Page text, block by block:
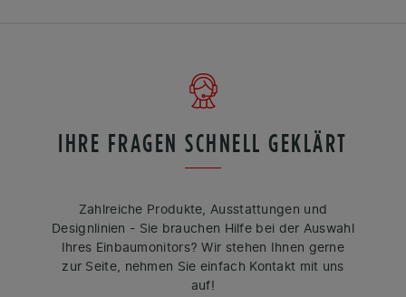
IHRE FRAGEN SCHNELL GEKLÄRT
Zahlreiche Produkte, Ausstattungen und
Designlinien - Sie brauchen Hilfe bei der Auswahl
Ihres Einbaumonitors? Wir stehen Ihnen gerne
zur Seite, nehmen Sie einfach Kontakt mit uns
auf!